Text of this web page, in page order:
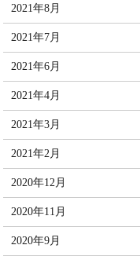
2021年8月
2021年7月
2021年6月
2021年4月
2021年3月
2021年2月
2020年12月
2020年11月
2020年9月